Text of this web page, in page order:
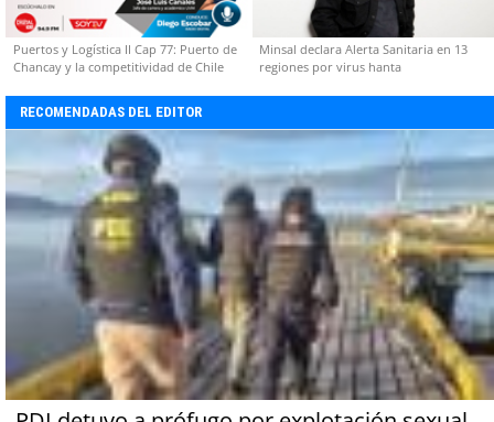
Puertos y Logística II Cap 77: Puerto de
Chancay y la competitividad de Chile
Minsal declara Alerta Sanitaria en 13
regiones por virus hanta
RECOMENDADAS DEL EDITOR